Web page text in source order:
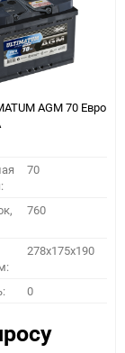
AGM 70 Евро
70
760
278x175x190
0